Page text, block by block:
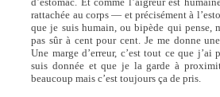
rattachée au corps — et précisément à
que je suis humain, ou bipède qui pense,
pas sûr à cent pour cent. Je me donne une
Une marge d’erreur, c’est tout ce que j’ai
suis donnée et que je la garde à
beaucoup mais c’est toujours ça de pris.